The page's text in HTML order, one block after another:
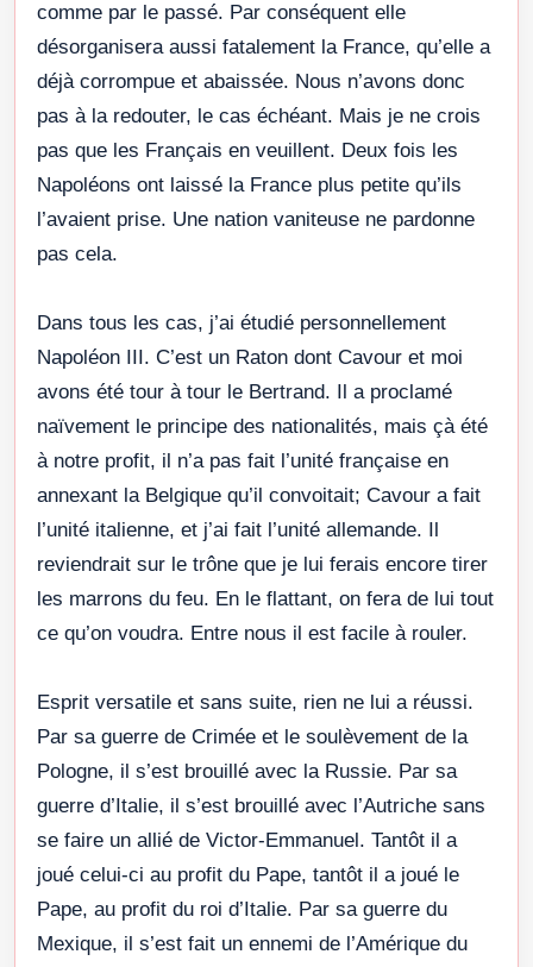
comme par le passé. Par conséquent elle
désorganisera aussi fatalement la France, qu’elle a
déjà corrompue et abaissée. Nous n’avons donc
pas à la redouter, le cas échéant. Mais je ne crois
pas que les Français en veuillent. Deux fois les
Napoléons ont laissé la France plus petite qu’ils
l’avaient prise. Une nation vaniteuse ne pardonne
pas cela.
Dans tous les cas, j’ai étudié personnellement
Napoléon III. C’est un Raton dont Cavour et moi
avons été tour à tour le Bertrand. Il a proclamé
naïvement le principe des nationalités, mais çà été
à notre profit, il n’a pas fait l’unité française en
annexant la Belgique qu’il convoitait; Cavour a fait
l’unité italienne, et j’ai fait l’unité allemande. Il
reviendrait sur le trône que je lui ferais encore tirer
les marrons du feu. En le flattant, on fera de lui tout
ce qu’on voudra. Entre nous il est facile à rouler.
Esprit versatile et sans suite, rien ne lui a réussi.
Par sa guerre de Crimée et le soulèvement de la
Pologne, il s’est brouillé avec la Russie. Par sa
guerre d’Italie, il s’est brouillé avec l’Autriche sans
se faire un allié de Victor-Emmanuel. Tantôt il a
joué celui-ci au profit du Pape, tantôt il a joué le
Pape, au profit du roi d’Italie. Par sa guerre du
Mexique, il s’est fait un ennemi de l’Amérique du